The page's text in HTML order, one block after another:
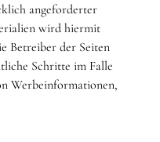
angeforderter
wird hiermit
Betreiber der Seiten
Schritte im Falle
Werbeinformationen,